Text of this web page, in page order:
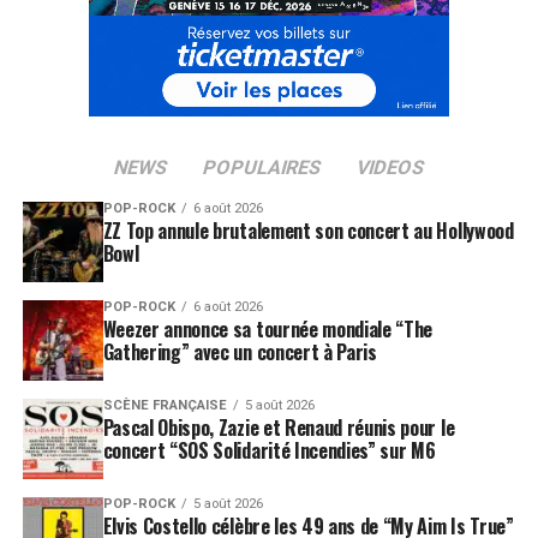
NEWS POPULAIRES VIDEOS
POP-ROCK 6 août 2026
ZZ Top annule brutalement son concert au Hollywood
Bowl
POP-ROCK 6 août 2026
Weezer annonce sa tournée mondiale “The
Gathering” avec un concert à Paris
SCÈNE FRANÇAISE 5 août 2026
Pascal Obispo, Zazie et Renaud réunis pour le
concert “SOS Solidarité Incendies” sur M6
POP-ROCK 5 août 2026
Elvis Costello célèbre les 49 ans de “My Aim Is True”